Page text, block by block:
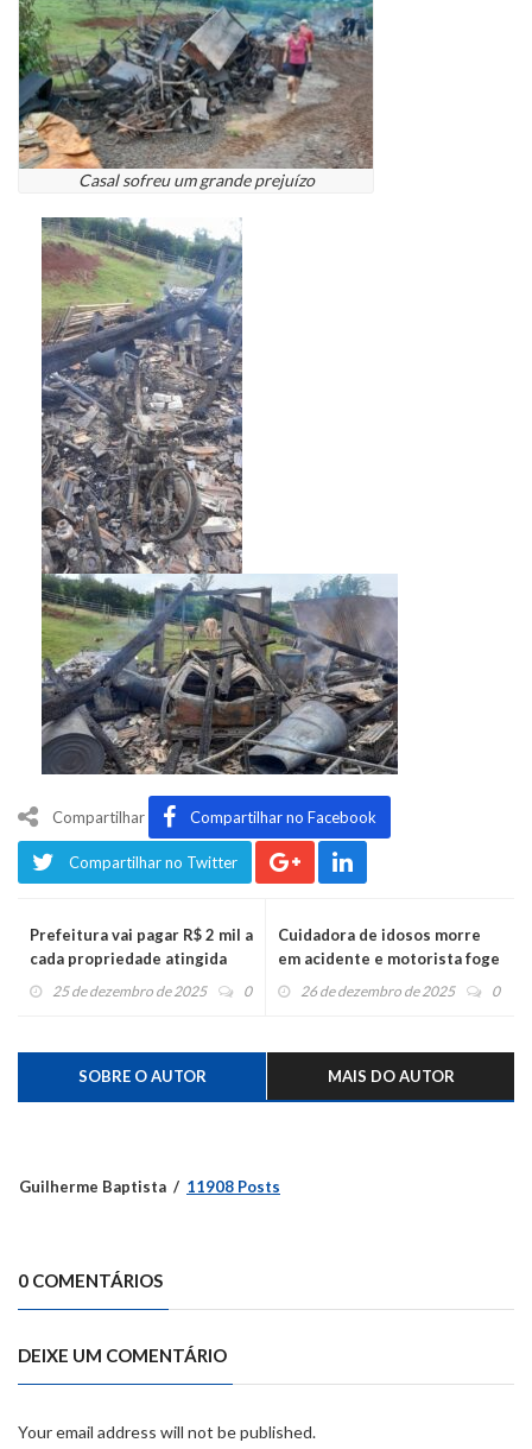
Casal sofreu um grande prejuízo
Compartilhar Compartilhar no Facebook
Compartilhar no Twitter
Prefeitura vai pagar R$ 2 mil a
cada propriedade atingida
pelo granizo
25 de dezembro de 2025 0
Cuidadora de idosos morre
em acidente e motorista foge
26 de dezembro de 2025 0
SOBRE O AUTOR MAIS DO AUTOR
Guilherme Baptista 11908 Posts
0 COMENTÁRIOS
DEIXE UM COMENTÁRIO
Your email address will not be published.